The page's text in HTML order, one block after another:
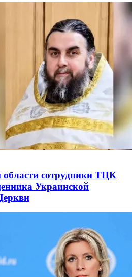
сотрудники ТЦК
Украинской